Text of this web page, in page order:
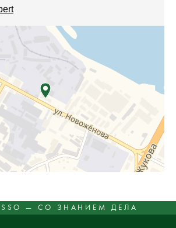
— СО ЗНАНИЕМ ДЕЛА